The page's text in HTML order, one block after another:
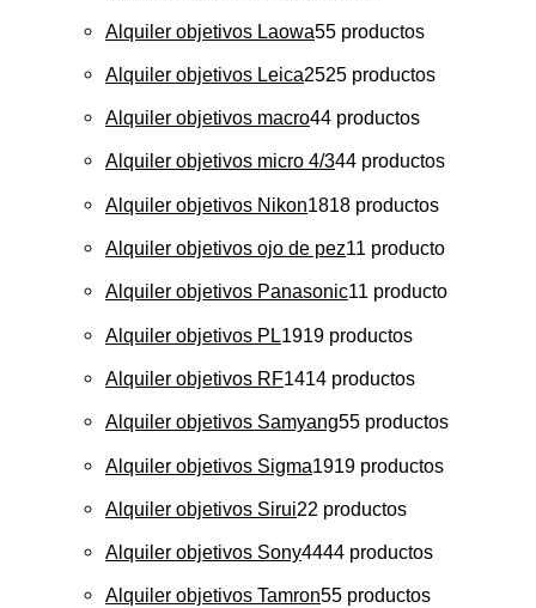
Alquiler objetivos Laowa55 productos
Alquiler objetivos Leica2525 productos
Alquiler objetivos macro44 productos
Alquiler objetivos micro 4/344 productos
Alquiler objetivos Nikon1818 productos
Alquiler objetivos ojo de pez11 producto
Alquiler objetivos Panasonic11 producto
Alquiler objetivos PL1919 productos
Alquiler objetivos RF1414 productos
Alquiler objetivos Samyang55 productos
Alquiler objetivos Sigma1919 productos
Alquiler objetivos Sirui22 productos
Alquiler objetivos Sony4444 productos
Alquiler objetivos Tamron55 productos